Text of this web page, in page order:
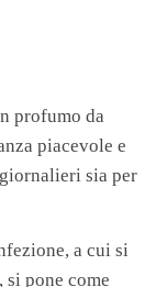
profumo da
piacevole e
sia per
a cui si
si pone come